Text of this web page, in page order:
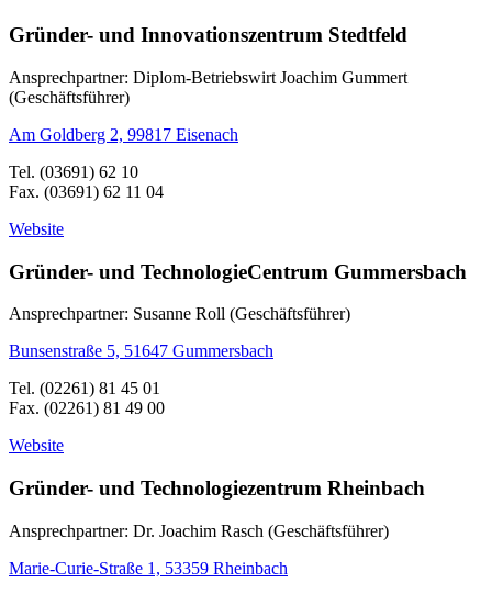
Gründer- und Innovationszentrum Stedtfeld
Ansprechpartner: Diplom-Betriebswirt Joachim Gummert
(Geschäftsführer)
Am Goldberg 2, 99817 Eisenach
Tel. (03691) 62 10
Fax. (03691) 62 11 04
Website
Gründer- und TechnologieCentrum Gummersbach
Ansprechpartner: Susanne Roll (Geschäftsführer)
Bunsenstraße 5, 51647 Gummersbach
Tel. (02261) 81 45 01
Fax. (02261) 81 49 00
Website
Gründer- und Technologiezentrum Rheinbach
Ansprechpartner: Dr. Joachim Rasch (Geschäftsführer)
Marie-Curie-Straße 1, 53359 Rheinbach